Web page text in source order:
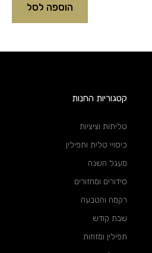
הוספה לסל
קטגוריות החנות
טליתות וציציות
כיסויי טלית ותפילין
מעגל השנה
סידורים ומחזורים
רקמה והטבעה
שבת קודש
תפילין ומזוזות